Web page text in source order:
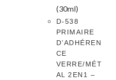
D-538
PRIMAIRE
D’ADHÉREN
CE
VERRE/MÉT
AL 2EN1 –